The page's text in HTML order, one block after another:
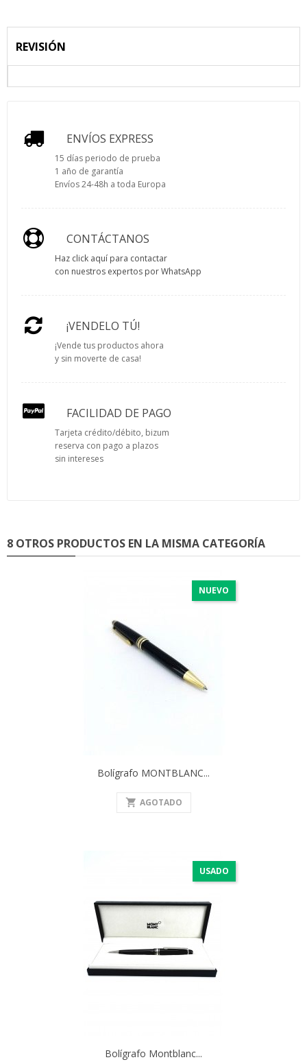
REVISIÓN
ENVÍOS EXPRESS
15 días periodo de prueba
1 año de garantía
Envíos 24-48h a toda Europa
CONTÁCTANOS
Haz click aquí para contactar
con nuestros expertos por WhatsApp
¡VENDELO TÚ!
¡Vende tus productos ahora
y sin moverte de casa!
FACILIDAD DE PAGO
Tarjeta crédito/débito, bizum
reserva con pago a plazos
sin intereses
8 OTROS PRODUCTOS EN LA MISMA CATEGORÍA
NUEVO
Bolígrafo MONTBLANC...
shopping_cart AGOTADO
USADO
Bolígrafo Montblanc...